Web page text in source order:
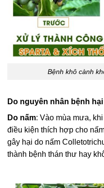
Bệnh khô cành
Do nguyên nhân bệnh hại
Do nấm: Vào mùa mưa,
điều kiện thích hợp cho
gây hại do nấm
thành bệnh thán thư hay